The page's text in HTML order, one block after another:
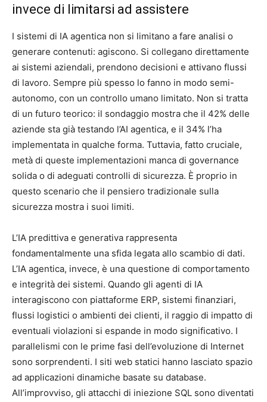
invece di limitarsi ad assistere
I sistemi di IA agentica non si limitano a fare analisi o
generare contenuti: agiscono. Si collegano direttamente
ai sistemi aziendali, prendono decisioni e attivano flussi
di lavoro. Sempre più spesso lo fanno in modo semi-
autonomo, con un controllo umano limitato. Non si tratta
di un futuro teorico: il sondaggio mostra che il 42% delle
aziende sta già testando l’AI agentica, e il 34% l’ha
implementata in qualche forma. Tuttavia, fatto cruciale,
metà di queste implementazioni manca di governance
solida o di adeguati controlli di sicurezza. È proprio in
questo scenario che il pensiero tradizionale sulla
sicurezza mostra i suoi limiti.
L’IA predittiva e generativa rappresenta
fondamentalmente una sfida legata allo scambio di dati.
L’IA agentica, invece, è una questione di comportamento
e integrità dei sistemi. Quando gli agenti di IA
interagiscono con piattaforme ERP, sistemi finanziari,
flussi logistici o ambienti dei clienti, il raggio di impatto di
eventuali violazioni si espande in modo significativo. I
parallelismi con le prime fasi dell’evoluzione di Internet
sono sorprendenti. I siti web statici hanno lasciato spazio
ad applicazioni dinamiche basate su database.
All’improvviso, gli attacchi di iniezione SQL sono diventati